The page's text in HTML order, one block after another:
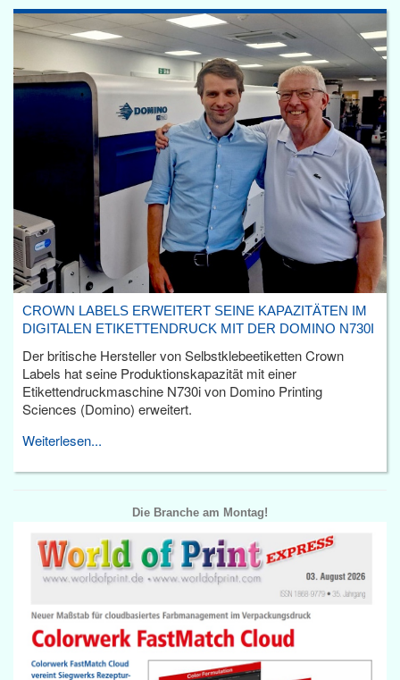
CROWN LABELS ERWEITERT SEINE KAPAZITÄTEN IM
DIGITALEN ETIKETTENDRUCK MIT DER DOMINO N730I
Der britische Hersteller von Selbstklebeetiketten Crown
Labels hat seine Produktionskapazität mit einer
Etikettendruckmaschine N730i von Domino Printing
Sciences (Domino) erweitert.
Weiterlesen...
Die Branche am Montag!